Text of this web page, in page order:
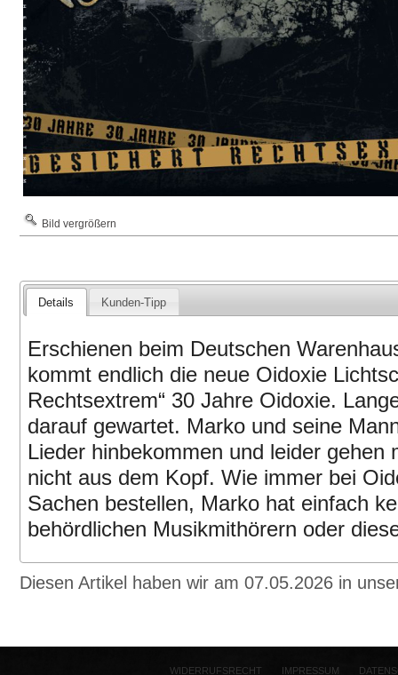
Bild vergrößern
Details Kunden-Tipp
Erschienen beim Deutschen
kommt endlich die neue Oidoxie
Rechtsextrem“ 30 Jahre Oidoxie.
darauf gewartet. Marko und seine
Lieder hinbekommen und leider gehen
nicht aus dem Kopf. Wie immer bei
Sachen bestellen, Marko hat einfach
behördlichen Musikmithörern oder
Diesen Artikel haben wir am 07.05.2026 in
WIDERRUFSRECHT IMPRESSUM